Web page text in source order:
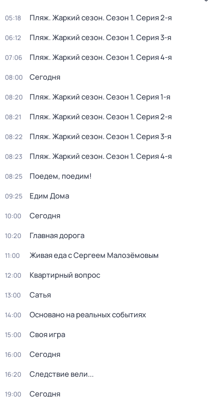
05:18 Пляж. Жаркий сезон. Сезон 1. Серия 2-я
06:12 Пляж. Жаркий сезон. Сезон 1. Серия 3-я
07:06 Пляж. Жаркий сезон. Сезон 1. Серия 4-я
08:00 Сегодня
08:20 Пляж. Жаркий сезон. Сезон 1. Серия 1-я
08:21 Пляж. Жаркий сезон. Сезон 1. Серия 2-я
08:22 Пляж. Жаркий сезон. Сезон 1. Серия 3-я
08:23 Пляж. Жаркий сезон. Сезон 1. Серия 4-я
08:25 Поедем, поедим!
09:25 Едим Дома
10:00 Сегодня
10:20 Главная дорога
11:00 Живая еда с Сергеем Малозёмовым
12:00 Квартирный вопрос
13:00 Сатья
14:00 Основано на реальных событиях
15:00 Своя игра
16:00 Сегодня
16:20 Следствие вели...
19:00 Сегодня